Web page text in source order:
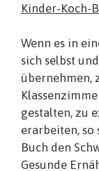
Kinder-Koch-
Wenn es in
sich selbst
übernehmen,
gestalten, zu
erarbeiten, so
Buch den
Gesunde